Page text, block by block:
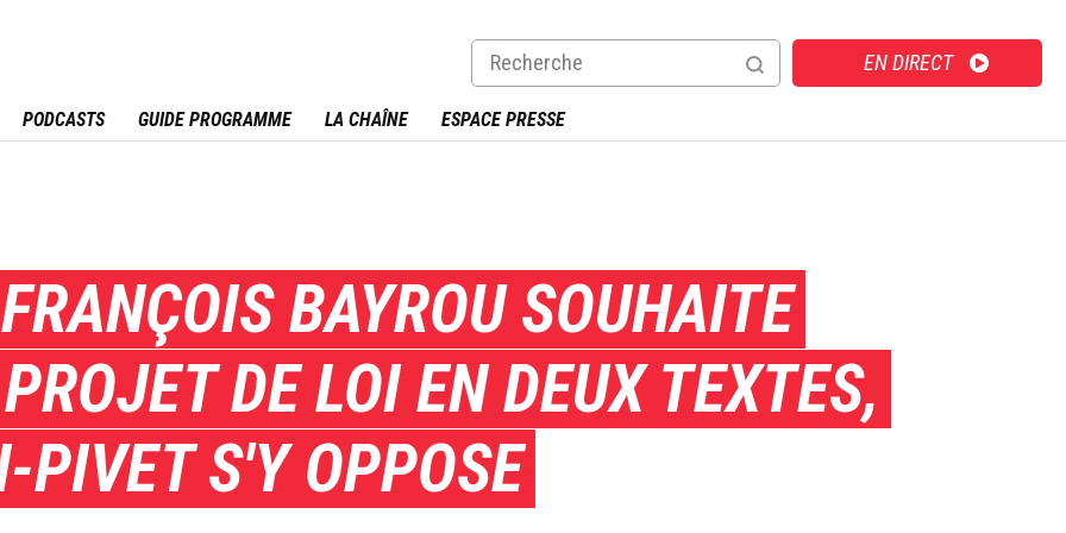
EN DIRECT
PODCASTS GUIDE PROGRAMME LA CHAÎNE ESPACE PRESSE
BAYROU SOUHAITE
DE LOI EN DEUX TEXTES,
PIVET S'Y OPPOSE